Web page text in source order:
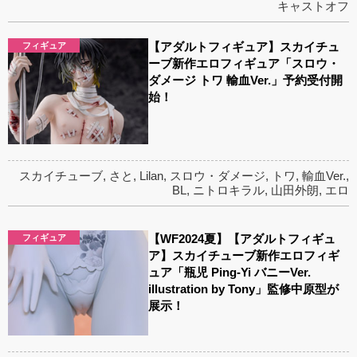
キャストオフ
フィギュア
【アダルトフィギュア】スカイチュ
ーブ新作エロフィギュア「スロウ・
ダメージ トワ 輸血Ver.」予約受付開
始！
スカイチューブ, さと , Lilan, スロウ・ダメージ, トワ, 輸血Ver.,
BL, ニトロキラル, 山田外朗, エロ
フィギュア
【WF2024夏】【アダルトフィギュ
ア】スカイチューブ新作エロフィギ
ュア「瓶児 Ping-Yi バニーVer.
illustration by Tony」監修中原型が
展示！